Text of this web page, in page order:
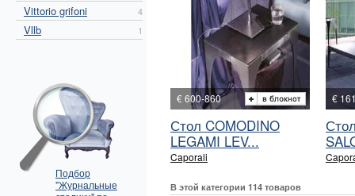
Vittorio grifoni 4
Vllb 1
Подбор
"Журнальные
€ 600-860
Стол COMODINO
LEGAMI LEV...
Caporali
€
В этой категории 114 товаров